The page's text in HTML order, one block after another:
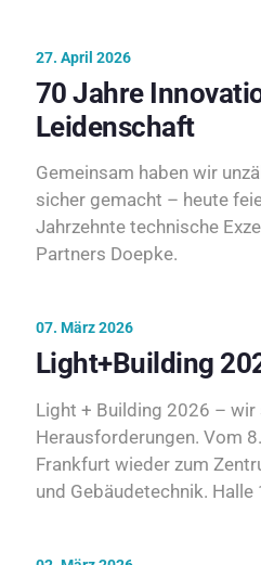
27. April 2026
70 Jahre
Leidenschaft
Gemeinsam haben wir
sicher gemacht – heute
Jahrzehnte technische
Partners Doepke.
07. März 2026
Light+Building
Light + Building 2026 –
Herausforderungen. Vom
Frankfurt wieder zum
und Gebäudetechnik. Halle